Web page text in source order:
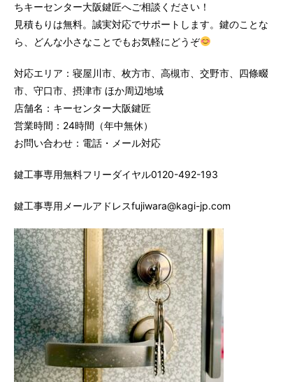
ちキーセンター大阪鍵匠へご相談ください！
見積もりは無料。誠実対応でサポートします。鍵のことな
ら、どんな小さなことでもお気軽にどうぞ
対応エリア：寝屋川市、枚方市、高槻市、交野市、四條畷
市、守口市、摂津市 ほか周辺地域
店舗名：キーセンター大阪鍵匠
営業時間：24時間（年中無休）
お問い合わせ：電話・メール対応
鍵工事専用無料フリーダイヤル0120-492-193
鍵工事専用メールアドレスfujiwara@kagi-jp.com